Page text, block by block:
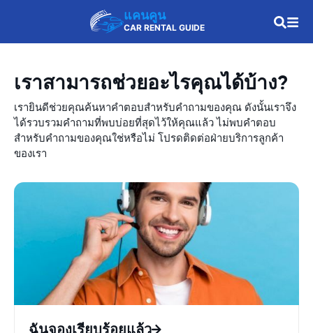
แคนคูน
CAR RENTAL GUIDE
เราสามารถช่วยอะไรคุณได้บ้าง?
เรายินดีช่วยคุณค้นหาคำตอบสำหรับคำถามของคุณ ดังนั้นเราจึง
ได้รวบรวมคำถามที่พบบ่อยที่สุดไว้ให้คุณแล้ว ไม่พบคำตอบ
สำหรับคำถามของคุณใช่หรือไม่ โปรดติดต่อฝ่ายบริการลูกค้า
ของเรา